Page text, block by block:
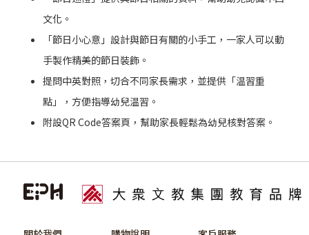
文化。
「節日小心意」設計與節日有關的小手工，一家人可以動
手製作精美的節日裝飾。
提問中英對照，切合不同家長需求，並提供「温習重
點」，方便指導幼兒温習。
附設QR Code答案頁，幫助家長輕鬆為幼兒核對答案。